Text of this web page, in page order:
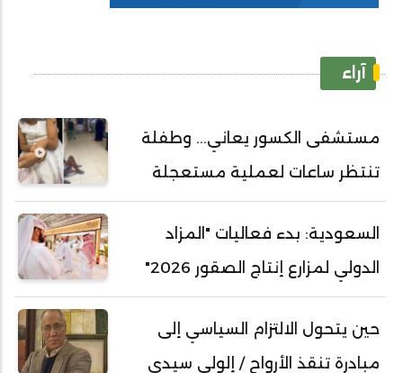
آراء
مستشفى الكسور يعاني... وطفلة
تنتظر ساعات لعملية مستعجلة
السعودية: بدء فعاليات "المزاد
الدولي لمزارع إنتاج الصقور 2026"
حين يتحول الالتزام السياسي إلى
مبادرة تنقذ الأرواح / إلولي سيدي